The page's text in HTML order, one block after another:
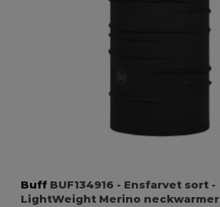
Buff BUF134916 - Ensfarvet sort -
LightWeight Merino neckwarmer